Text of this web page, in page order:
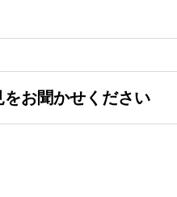
お聞かせください